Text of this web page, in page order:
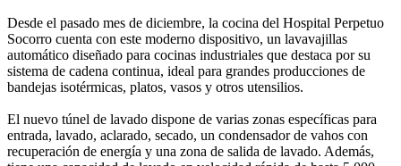
Desde el pasado mes de diciembre, la cocina del Hospital Perpetuo
Socorro cuenta con este moderno dispositivo, un lavavajillas
automático diseñado para cocinas industriales que destaca por su
sistema de cadena continua, ideal para grandes producciones de
bandejas isotérmicas, platos, vasos y otros utensilios.
El nuevo túnel de lavado dispone de varias zonas específicas para
entrada, lavado, aclarado, secado, un condensador de vahos con
recuperación de energía y una zona de salida de lavado. Además,